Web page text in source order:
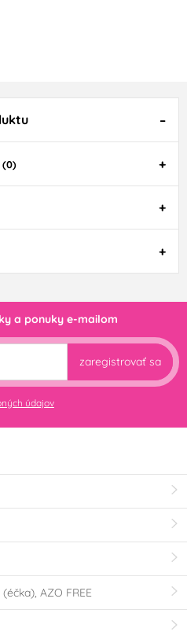
(0)
a ponuky e-mailom
zaregistrovať sa
údajov
AZO FREE